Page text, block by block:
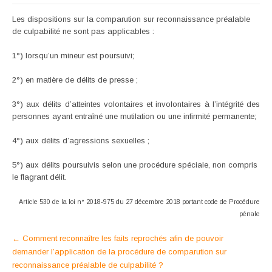
Les dispositions sur la comparution sur reconnaissance préalable
de culpabilité ne sont pas applicables :
1°) lorsqu’un mineur est poursuivi;
2°) en matière de délits de presse ;
3°) aux délits d’atteintes volontaires et involontaires à l’intégrité des
personnes ayant entraîné une mutilation ou une infirmité permanente;
4°) aux délits d’agressions sexuelles ;
5°) aux délits poursuivis selon une procédure spéciale, non compris
le flagrant délit.
Article 530 de la loi n° 2018-975 du 27 décembre 2018 portant code de Procédure
pénale
Post
navigation
← Comment reconnaître les faits reprochés afin de pouvoir
demander l’application de la procédure de comparution sur
reconnaissance préalable de culpabilité ?